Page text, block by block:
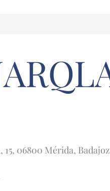
15, 06800 Mérida, Badajoz